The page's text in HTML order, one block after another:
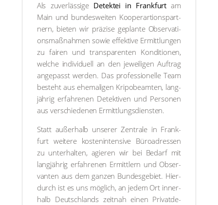
Als zuver­läs­si­ge Detek­tei in Frank­furt am
Main und bun­des­wei­ten Kooper­ar­ti­ons­part­
nern, bie­ten wir prä­zi­se geplan­te Obser­va­ti­
ons­maß­nah­men sowie effek­ti­ve Ermitt­lun­gen
zu fai­ren und trans­pa­ren­ten Kon­di­tio­nen,
wel­che indi­vi­du­ell an den jewei­li­gen Auf­trag
ange­passt wer­den. Das pro­fes­sio­nel­le Team
besteht aus ehe­ma­li­gen Kri­po­be­am­ten, lang­
jäh­rig erfah­re­nen Detek­ti­ven und Per­so­nen
aus ver­schie­de­nen Ermitt­lungs­diens­ten.
Statt außer­halb unse­rer Zen­tra­le in Frank­
furt wei­te­re kos­ten­in­ten­si­ve Büro­adres­sen
zu unter­hal­ten, agie­ren wir bei Bedarf mit
lang­jäh­rig erfah­re­nen Ermitt­lern und Obser­
van­ten aus dem gan­zen Bun­des­ge­biet. Hier­
durch ist es uns mög­lich, an jedem Ort inner­
halb Deutsch­lands zeit­nah einen Pri­vat­de­